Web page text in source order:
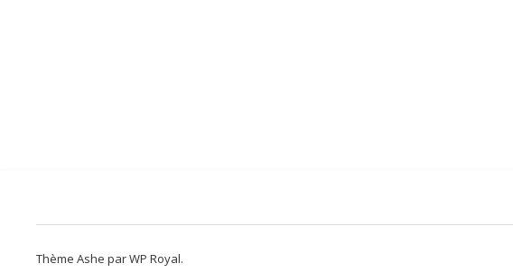
Thème Ashe parWP Royal.